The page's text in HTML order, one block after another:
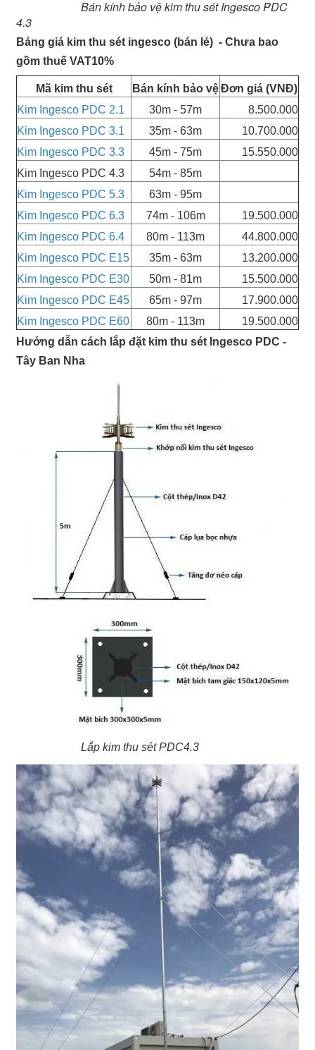
Bán kính bảo vệ kim thu sét Ingesco PDC
4.3
Bảng giá kim thu sét ingesco (bán lẻ) - Chưa bao
gồm thuế VAT10%
Mã kim thu sét Bán kính bảo vệĐơn giá (VNĐ)
Kim Ingesco PDC 2.1
30m - 57m
8.500.000
Kim Ingesco PDC 3.1
35m - 63m
10.700.000
Kim Ingesco PDC 3.3
45m - 75m
15.550.000
Kim Ingesco PDC 4.3
54m - 85m
Kim Ingesco PDC 5.3
63m - 95m
Kim Ingesco PDC 6.3
74m - 106m
19.500.000
Kim Ingesco PDC 6.4
80m - 113m
44.800.000
Kim Ingesco PDC E15
35m - 63m
13.200.000
Kim Ingesco PDC E30
50m - 81m
15.500.000
Kim Ingesco PDC E45
65m - 97m
17.900.000
Kim Ingesco PDC E60
80m - 113m
19.500.000
Hướng dẫn cách lắp đặt kim thu sét Ingesco PDC -
Tây Ban Nha
Lắp kim thu sét PDC4.3